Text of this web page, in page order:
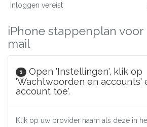
Inloggen vereist
iPhone stappenplan voor
mail
1
Open 'Instellingen', klik op
'Wachtwoorden en accounts'
account toe'.
Klik op uw provider naam als deze in